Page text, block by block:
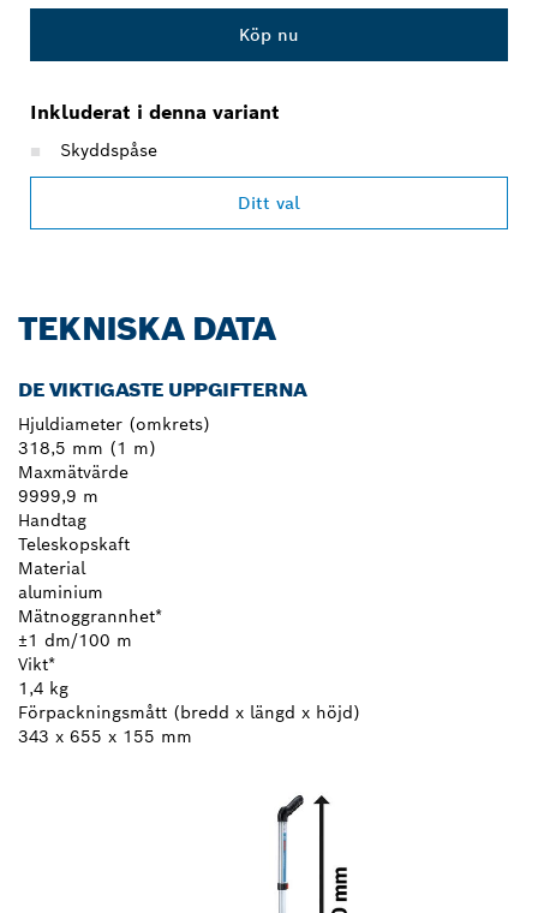
Köp nu
Inkluderat i denna variant
Skyddspåse
Ditt val
TEKNISKA DATA
DE VIKTIGASTE UPPGIFTERNA
Hjuldiameter (omkrets)
318,5 mm (1 m)
Maxmätvärde
9999,9 m
Handtag
Teleskopskaft
Material
aluminium
Mätnoggrannhet*
±1 dm/100 m
Vikt*
1,4 kg
Förpackningsmått (bredd x längd x höjd)
343 x 655 x 155 mm